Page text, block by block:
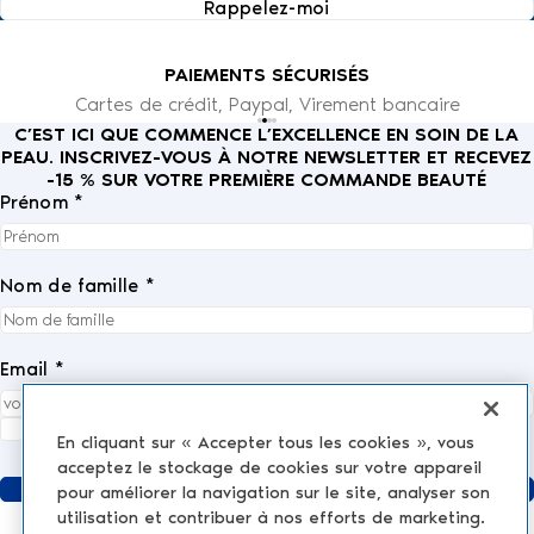
: +41 22 316 82 00
Directeur de la publication : M. Trehorel Pierre
Rappelez-moi
PAIEMENTS SÉCURISÉS
Cartes de crédit, Paypal, Virement bancaire
C’EST ICI QUE COMMENCE L’EXCELLENCE EN SOIN DE LA
PEAU. INSCRIVEZ-VOUS À NOTRE NEWSLETTER ET RECEVEZ
-15 % SUR VOTRE PREMIÈRE COMMANDE BEAUTÉ
Prénom *
Nom de famille *
Email *
Envoyer
En cliquant sur « Accepter tous les cookies », vous
acceptez le stockage de cookies sur votre appareil
pour améliorer la navigation sur le site, analyser son
utilisation et contribuer à nos efforts de marketing.